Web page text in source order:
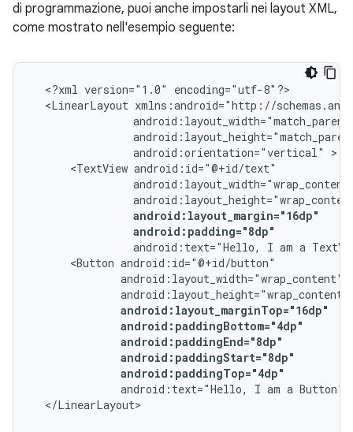
di programmazione, puoi anche impostarli nei layout XML,
come mostrato nell'esempio seguente:
<?xml version="1.0"
<LinearLayout
android:orientation="vertical"
<TextView
android:padding="8dp"
android:text="Hello,
I am a
<Button
android:paddingTop="4dp"
android:text="Hello,
I am a Button"